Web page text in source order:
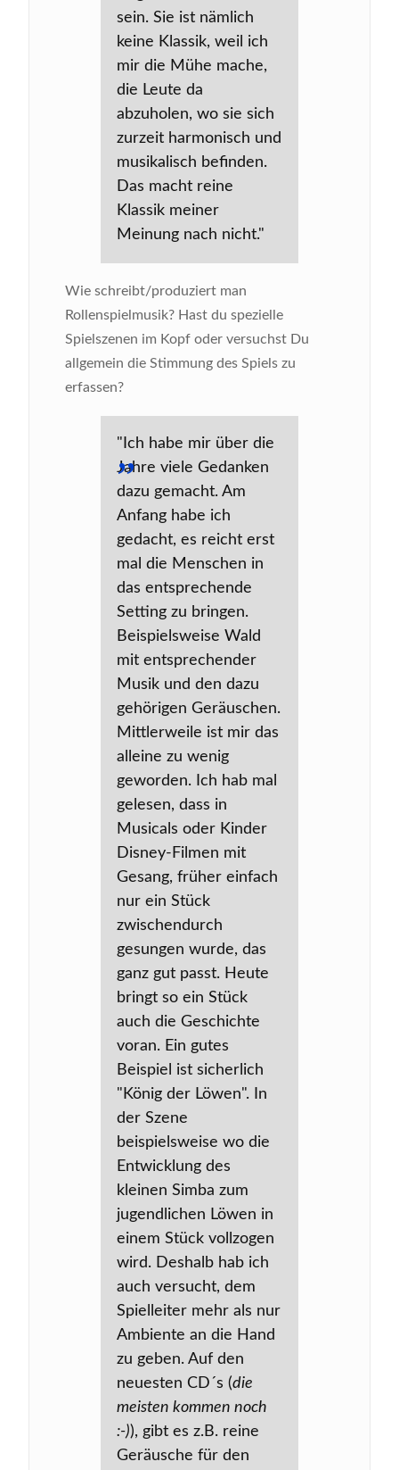
sein. Sie ist nämlich
keine Klassik, weil ich
mir die Mühe mache,
die Leute da
abzuholen, wo sie sich
zurzeit harmonisch und
musikalisch befinden.
Das macht reine
Klassik meiner
Meinung nach nicht."
Wie schreibt/produziert man
Rollenspielmusik? Hast du spezielle
Spielszenen im Kopf oder versuchst Du
allgemein die Stimmung des Spiels zu
erfassen?
"Ich habe mir über die
Jahre viele Gedanken
dazu gemacht. Am
Anfang habe ich
gedacht, es reicht erst
mal die Menschen in
das entsprechende
Setting zu bringen.
Beispielsweise Wald
mit entsprechender
Musik und den dazu
gehörigen Geräuschen.
Mittlerweile ist mir das
alleine zu wenig
geworden. Ich hab mal
gelesen, dass in
Musicals oder Kinder
Disney-Filmen mit
Gesang, früher einfach
nur ein Stück
zwischendurch
gesungen wurde, das
ganz gut passt. Heute
bringt so ein Stück
auch die Geschichte
voran. Ein gutes
Beispiel ist sicherlich
"König der Löwen". In
der Szene
beispielsweise wo die
Entwicklung des
kleinen Simba zum
jugendlichen Löwen in
einem Stück vollzogen
wird. Deshalb hab ich
auch versucht, dem
Spielleiter mehr als nur
Ambiente an die Hand
zu geben. Auf den
neuesten CD´s (die
meisten kommen noch
:-)), gibt es z.B. reine
Geräusche für den